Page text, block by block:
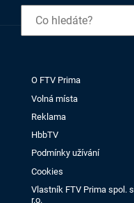
O FTV Prima
Volná místa
Reklama
HbbTV
Podmínky užívání
Cookies
Vlastník FTV Prima spol. s
r.o.